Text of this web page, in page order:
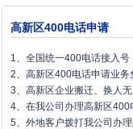
高新区400电话申请
1、全国统一400电话接入号
2、高新区400电话申请业务
3、高新区企业搬迁、换人
4、在我公司办理高新区400
5、外地客户拨打我公司办